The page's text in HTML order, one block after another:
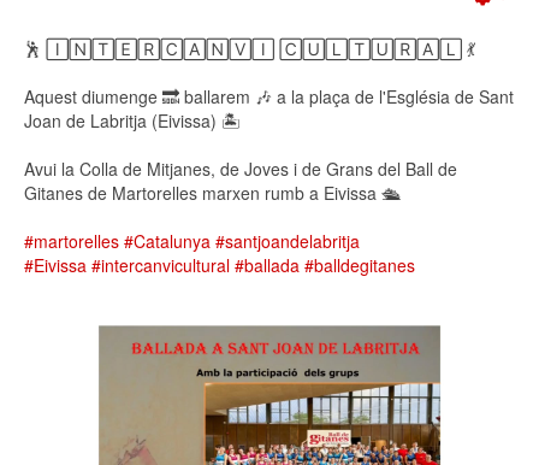
🕺 🄸🄽🅃🄴🅁🄲🄰🄽🅅🄸 🄲🅄🄻🅃🅄🅁🄰🄻 💃
Aquest diumenge 🔜 ballarem 🎶 a la plaça de l'Església de Sant
Joan de Labritja (Eivissa) 🏝
Avui la Colla de Mitjanes, de Joves i de Grans del Ball de
Gitanes de Martorelles marxen rumb a Eivissa 🛳
#martorelles #Catalunya #santjoandelabritja
#Eivissa #intercanvicultural #ballada #balldegitanes